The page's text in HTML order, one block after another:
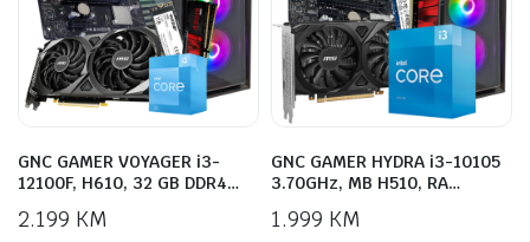
GNC GAMER VOYAGER i3-
12100F, H610, 32 GB DDR4…
2.199 KM
GNC GAMER HYDRA i3-10105
3.70GHz, MB H510, RA…
1.999 KM